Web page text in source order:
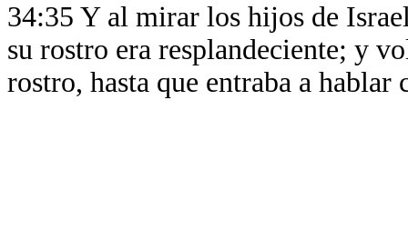
34:35 Y al mirar los hijos de
su rostro era resplandeciente; y
rostro, hasta que entraba a hablar